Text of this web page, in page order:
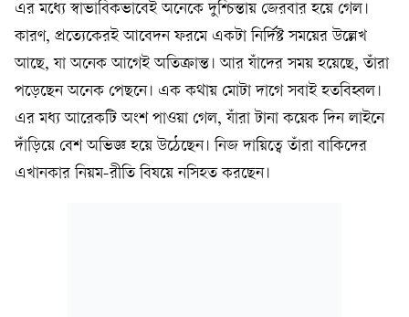
এর মধ্যে স্বাভাবিকভাবেই অনেকে দুশ্চিন্তায় জেরবার হয়ে গেল।
কারণ, প্রত্যেকেরই আবেদন ফরমে একটা নির্দিষ্ট সময়ের উল্লেখ
আছে, যা অনেক আগেই অতিক্রান্ত। আর যাঁদের সময় হয়েছে, তাঁরা
পড়েছেন অনেক পেছনে। এক কথায় মোটা দাগে সবাই হতবিহ্বল।
এর মধ্য আরেকটি অংশ পাওয়া গেল, যাঁরা টানা কয়েক দিন লাইনে
দাঁড়িয়ে বেশ অভিজ্ঞ হয়ে উঠেছেন। নিজ দায়িত্বে তাঁরা বাকিদের
এখানকার নিয়ম-রীতি বিষয়ে নসিহত করছেন।